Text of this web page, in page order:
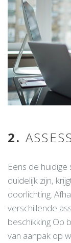
2.
Eens de
duidelijk zijn,
doorlichting.
verschillende
beschikking Op
van aanpak op